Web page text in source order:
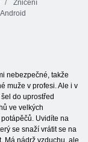
Zničení
nebezpečné, takže
muže v profesi. Ale i v
do uprostřed
ve velkých
Uvidíte na
se snaží vrátit se na
Má nádrž vzduchu, ale